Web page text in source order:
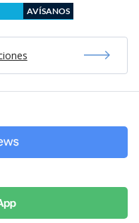
AVÍSANOS